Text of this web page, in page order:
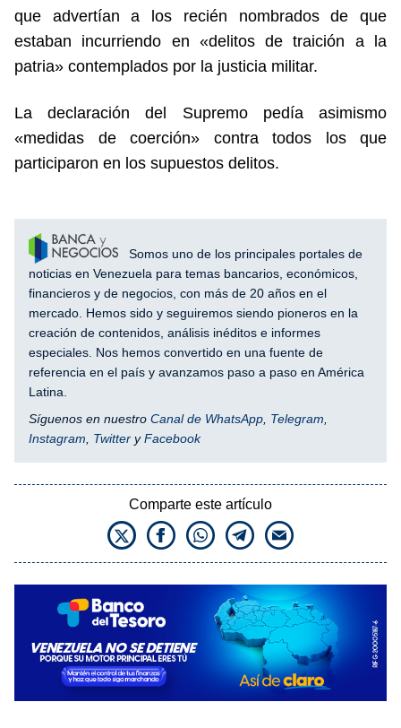
que advertían a los recién nombrados de que
estaban incurriendo en «delitos de traición a la
patria» contemplados por la justicia militar.
La declaración del Supremo pedía asimismo
«medidas de coerción» contra todos los que
participaron en los supuestos delitos.
Somos uno de los principales portales de
noticias en Venezuela para temas bancarios, económicos,
financieros y de negocios, con más de 20 años en el
mercado. Hemos sido y seguiremos siendo pioneros en la
creación de contenidos, análisis inéditos e informes
especiales. Nos hemos convertido en una fuente de
referencia en el país y avanzamos paso a paso en América
Latina.
Síguenos en nuestro Canal de WhatsApp Telegram
Instagram
Twitter yFacebook
Comparte este artículo